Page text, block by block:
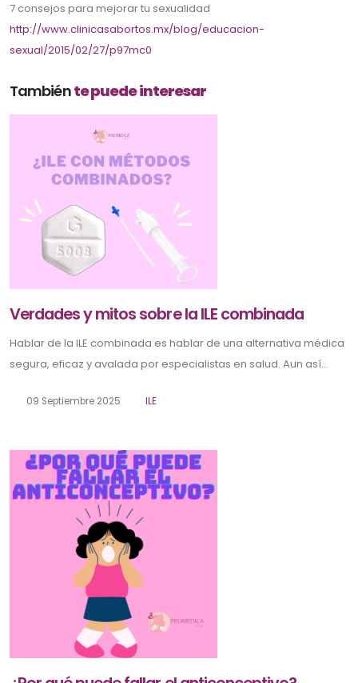
7 consejos para mejorar tu sexualidad
http://www.clinicasabortos.mx/blog/educacion-
sexual/2015/02/27/p97mc0
Tambiénte puede interesar
Verdades y mitos sobre la ILE combinada
Hablar de la ILE combinada es hablar de una alternativa médica
segura, eficaz y avalada por especialistas en salud. Aun así...
09 Septiembre 2025 ILE